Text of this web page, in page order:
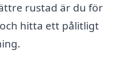
rustad är du för
hitta ett pålitligt